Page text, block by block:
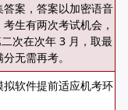
案，答案以加密语音
生有两次考试机会，
次在次年 3 月，取最
无需再考。
软件提前适应机考环